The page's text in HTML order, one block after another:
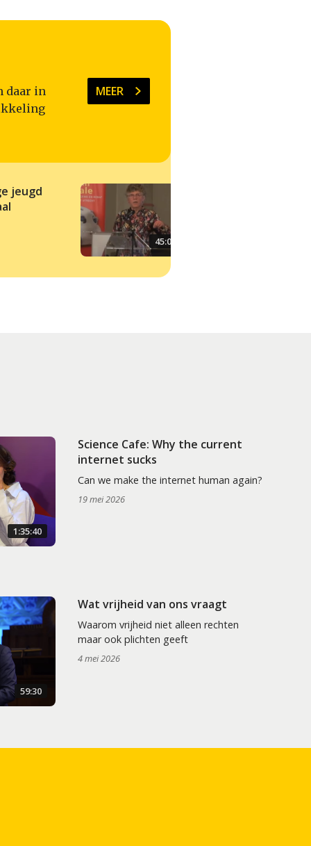
daar in
MEER
jeugd
45:00
1:35:40
Science Cafe: Why the current
internet sucks
Can we make the internet human again?
19 mei 2026
59:30
Wat vrijheid van ons vraagt
Waarom vrijheid niet alleen rechten
maar ook plichten geeft
4 mei 2026